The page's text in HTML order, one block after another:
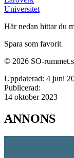
Universitet
Här nedan hittar du
Spara som favorit
© 2026 SO-
Uppdaterad: 4 juni
Publicerad:
14 oktober 2023
ANNONS